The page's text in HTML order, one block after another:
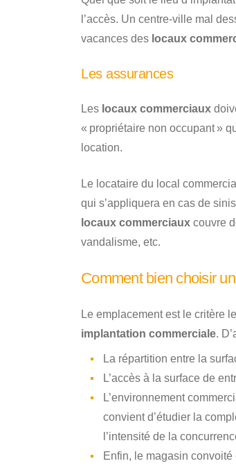
l’accès. Un centre-ville mal
vacances des locaux
Les assurances
Les locaux commerciaux
« propriétaire non occupant »
location.
Le locataire du local
qui s’appliquera en cas de
locaux commerciaux couvre
vandalisme, etc.
Comment bien choisir
Le emplacement est le critère
implantation commerciale.
La répartition entre la
L’accès à la surface de
L’environnement
convient d’étudier la
l’intensité de la
Enfin, le magasin